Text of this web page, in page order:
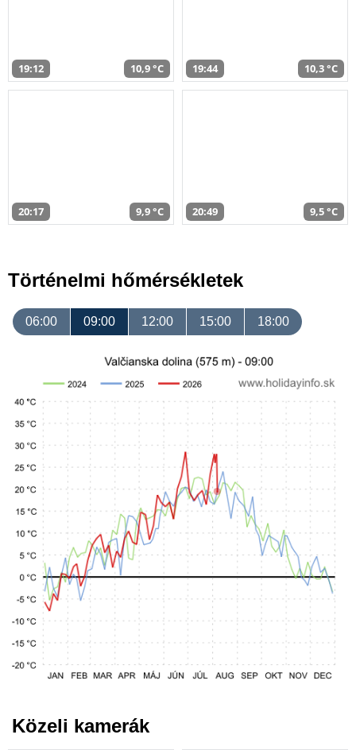
19:12 10,9 °C 19:44 10,3 °C
20:17 9,9 °C 20:49 9,5 °C
Történelmi hőmérsékletek
06:00 09:00 12:00 15:00 18:00
Közeli kamerák